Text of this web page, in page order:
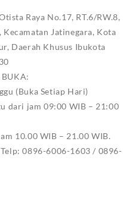
Raya No.17, RT.6/RW.8,
Kecamatan Jatinegara, Kota
Daerah Khusus Ibukota
(Buka Setiap Hari)
dari jam 09:00 WIB – 21:00
10.00 WIB – 21.00 WIB.
0896-6006-1603 / 0896-